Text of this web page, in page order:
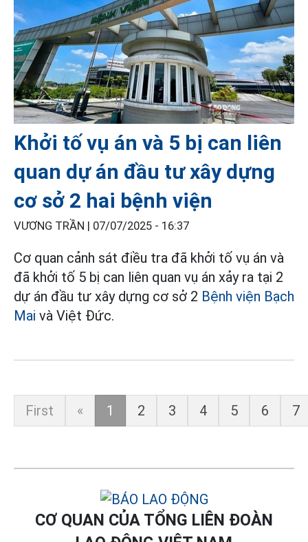
Khởi tố vụ án và 5 bị can liên
quan dự án đầu tư xây dựng
cơ sở 2 hai bệnh viện
VƯƠNG TRẦN | 07/07/2025 - 16:37
Cơ quan cảnh sát điều tra đã khởi tố vụ án và
đã khởi tố 5 bị can liên quan vụ án xảy ra tại 2
dự án đầu tư xây dựng cơ sở 2 Bệnh viện Bạch
Mai và Việt Đức.
First « 1 2 3 4 5 6 7
CƠ QUAN CỦA TỔNG LIÊN ĐOÀN